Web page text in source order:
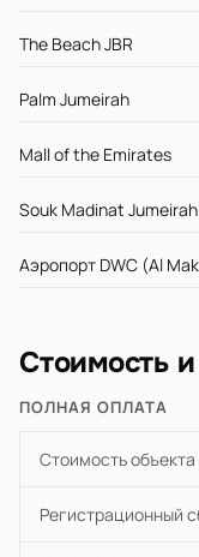
The Beach JBR
Palm Jumeirah
Mall of the Emirates
Souk Madinat Jumeirah
Аэропорт DWC (Al
Стоимость
ПОЛНАЯ ОПЛАТА
Стоимость объекта
Регистрационный